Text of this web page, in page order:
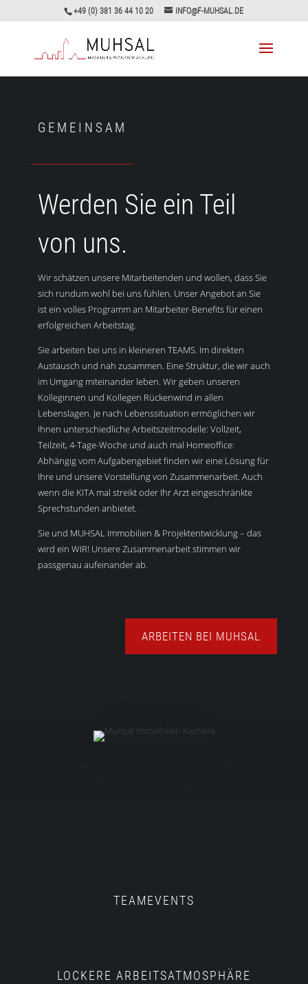
+49 (0) 381 36 44 10 20 INFO@F-MUHSAL.DE
GEMEINSAM
Werden Sie ein Teil
von uns.
Wir schätzen unsere Mitarbeitenden und wollen, dass Sie
sich rundum wohl bei uns fühlen. Unser Angebot an Sie
ist ein volles Programm an Mitarbeiter-Benefits für einen
erfolgreichen Arbeitstag.
Sie arbeiten bei uns in kleineren TEAMS. Im direkten
Austausch und nah zusammen. Eine Struktur, die wir auch
im Umgang miteinander leben. Wir geben unseren
Kolleginnen und Kollegen Rückenwind in allen
Lebenslagen. Je nach Lebenssituation ermöglichen wir
Ihnen unterschiedliche Arbeitszeitmodelle: Vollzeit,
Teilzeit, 4-Tage-Woche und auch mal Homeoffice:
Abhängig vom Aufgabengebiet finden wir eine Lösung für
Ihre und unsere Vorstellung von Zusammenarbeit. Auch
wenn die KITA mal streikt oder Ihr Arzt eingeschränkte
Sprechstunden anbietet.
Sie und MUHSAL Immobilien & Projektentwicklung – das
wird ein WIR! Unsere Zusammenarbeit stimmen wir
passgenau aufeinander ab.
ARBEITEN BEI MUHSAL
TEAMEVENTS
LOCKERE ARBEITSATMOSPHÄRE